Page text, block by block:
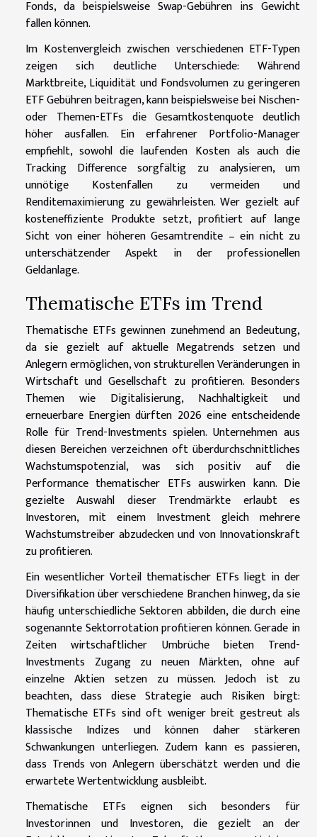
Fonds, da beispielsweise Swap-Gebühren ins Gewicht
fallen können.
Im Kostenvergleich zwischen verschiedenen ETF-Typen
zeigen sich deutliche Unterschiede: Während
Marktbreite, Liquidität und Fondsvolumen zu geringeren
ETF Gebühren beitragen, kann beispielsweise bei Nischen-
oder Themen-ETFs die Gesamtkostenquote deutlich
höher ausfallen. Ein erfahrener Portfolio-Manager
empfiehlt, sowohl die laufenden Kosten als auch die
Tracking Difference sorgfältig zu analysieren, um
unnötige Kostenfallen zu vermeiden und
Renditemaximierung zu gewährleisten. Wer gezielt auf
kosteneffiziente Produkte setzt, profitiert auf lange
Sicht von einer höheren Gesamtrendite – ein nicht zu
unterschätzender Aspekt in der professionellen
Geldanlage.
Thematische ETFs im Trend
Thematische ETFs gewinnen zunehmend an Bedeutung,
da sie gezielt auf aktuelle Megatrends setzen und
Anlegern ermöglichen, von strukturellen Veränderungen in
Wirtschaft und Gesellschaft zu profitieren. Besonders
Themen wie Digitalisierung, Nachhaltigkeit und
erneuerbare Energien dürften 2026 eine entscheidende
Rolle für Trend-Investments spielen. Unternehmen aus
diesen Bereichen verzeichnen oft überdurchschnittliches
Wachstumspotenzial, was sich positiv auf die
Performance thematischer ETFs auswirken kann. Die
gezielte Auswahl dieser Trendmärkte erlaubt es
Investoren, mit einem Investment gleich mehrere
Wachstumstreiber abzudecken und von Innovationskraft
zu profitieren.
Ein wesentlicher Vorteil thematischer ETFs liegt in der
Diversifikation über verschiedene Branchen hinweg, da sie
häufig unterschiedliche Sektoren abbilden, die durch eine
sogenannte Sektorrotation profitieren können. Gerade in
Zeiten wirtschaftlicher Umbrüche bieten Trend-
Investments Zugang zu neuen Märkten, ohne auf
einzelne Aktien setzen zu müssen. Jedoch ist zu
beachten, dass diese Strategie auch Risiken birgt:
Thematische ETFs sind oft weniger breit gestreut als
klassische Indizes und können daher stärkeren
Schwankungen unterliegen. Zudem kann es passieren,
dass Trends von Anlegern überschätzt werden und die
erwartete Wertentwicklung ausbleibt.
Thematische ETFs eignen sich besonders für
Investorinnen und Investoren, die gezielt an der